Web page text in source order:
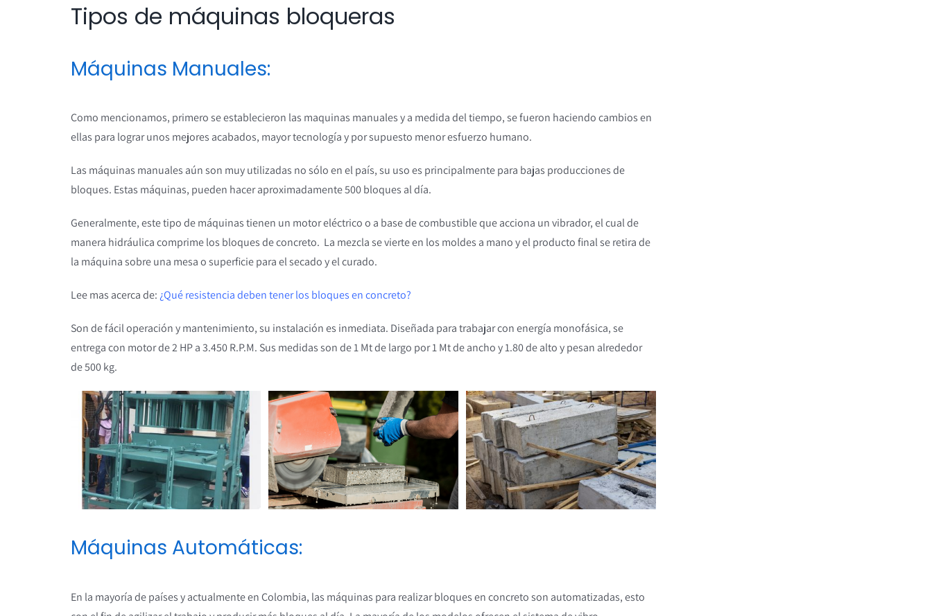
Tipos de máquinas bloqueras
Máquinas Manuales:
Como mencionamos, primero se establecieron las maquinas manuales y a medida del tiempo, se fueron haciendo cambios en
ellas para lograr unos mejores acabados, mayor tecnología y por supuesto menor esfuerzo humano.
Las máquinas manuales aún son muy utilizadas no sólo en el país, su uso es principalmente para bajas producciones de
bloques. Estas máquinas, pueden hacer aproximadamente 500 bloques al día.
Generalmente, este tipo de máquinas tienen un motor eléctrico o a base de combustible que acciona un vibrador, el cual de
manera hidráulica comprime los bloques de concreto. La mezcla se vierte en los moldes a mano y el producto final se retira de
la máquina sobre una mesa o superficie para el secado y el curado.
Lee mas acerca de:¿Qué resistencia deben tener los bloques en concreto?
Son de fácil operación y mantenimiento, su instalación es inmediata. Diseñada para trabajar con energía monofásica, se
entrega con motor de 2 HP a 3.450 R.P.M. Sus medidas son de 1 Mt de largo por 1 Mt de ancho y 1.80 de alto y pesan alrededor
de 500 kg.
Máquinas Automáticas:
En la mayoría de países y actualmente en Colombia, las máquinas para realizar bloques en concreto son automatizadas, esto